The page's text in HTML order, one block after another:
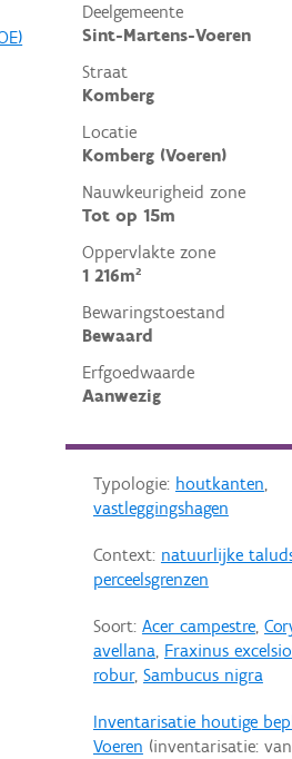
Deelgemeente
Sint-Martens-Voeren
Straat
Komberg
Locatie
Komberg (Voeren)
Nauwkeurigheid zone
Tot op 15m
Oppervlakte zone
1 216m²
Bewaringstoestand
Bewaard
Erfgoedwaarde
Aanwezig
Typologie: houtkanten,
vastleggingshagen
Context: natuurlijke
perceelsgrenzen
Soort: Acer campestre,
avellana, Fraxinus
robur, Sambucus nigra
Inventarisatie houtige
Voeren (inventarisatie: van